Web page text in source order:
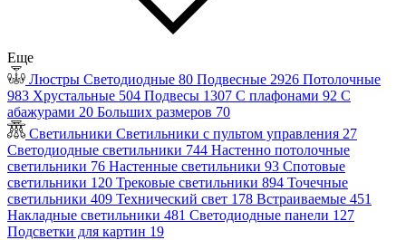
Еще
Люстры Светодиодные 80 Подвесные 2926 Потолочные
983 Хрустальные 504 Подвесы 1307 С плафонами 92 С
абажурами 20 Больших размеров 70
Светильники Светильники с пультом управления 27
Светодиодные светильники 744 Настенно потолочные
светильники 76 Настенные светильники 93 Спотовые
светильники 120 Трековые светильники 894 Точечные
светильники 409 Технический свет 178 Встраиваемые 451
Накладные светильники 481 Светодиодные панели 127
Подсветки для картин 19